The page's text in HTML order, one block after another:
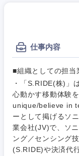
仕事内容
■組織としての担当
・「S.RIDE(株)」
心動かす移動体験
unique/believe in
ーとして掲げるソ
業会社(JV)で、ソ
ング／センシング
(S.RIDE)や決済代
ご希望の
ご希望の
ご希望の
ご希望の
ご希望